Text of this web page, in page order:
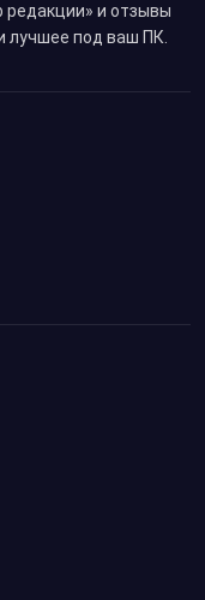
редакции» и отзывы
лучшее под ваш ПК.